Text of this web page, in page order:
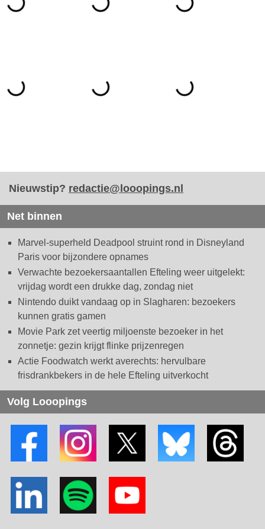
Nieuwstip? redactie@looopings.nl
Net binnen
Marvel-superheld Deadpool struint rond in Disneyland
Paris voor bijzondere opnames
Verwachte bezoekersaantallen Efteling weer uitgelekt:
vrijdag wordt een drukke dag, zondag niet
Nintendo duikt vandaag op in Slagharen: bezoekers
kunnen gratis gamen
Movie Park zet veertig miljoenste bezoeker in het
zonnetje: gezin krijgt flinke prijzenregen
Actie Foodwatch werkt averechts: hervulbare
frisdrankbekers in de hele Efteling uitverkocht
Volg Looopings